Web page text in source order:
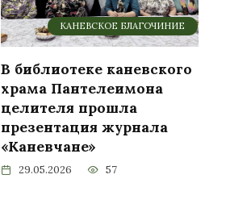
КАНЕВСКОЕ БЛАГОЧИНИЕ
В библиотеке каневского
храма Пантелеимона
целителя прошла
презентация журнала
«Каневчане»
29.05.2026 57